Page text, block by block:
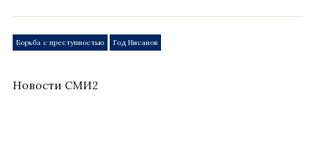
Борьба с преступностью Год Нисанов
Новости СМИ2